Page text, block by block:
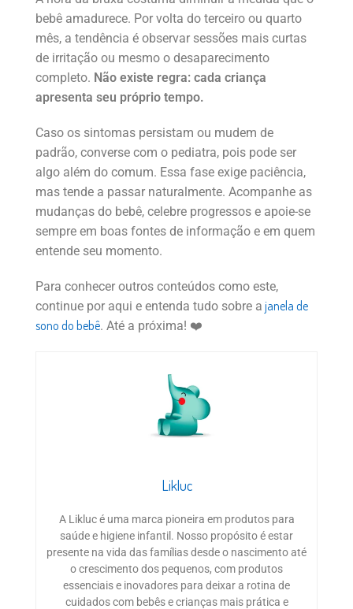
bebê amadurece. Por volta do terceiro ou quarto
mês, a tendência é observar sessões mais curtas
de irritação ou mesmo o desaparecimento
completo. Não existe regra: cada criança
apresenta seu próprio tempo.
Caso os sintomas persistam ou mudem de
padrão, converse com o pediatra, pois pode ser
algo além do comum. Essa fase exige paciência,
mas tende a passar naturalmente. Acompanhe as
mudanças do bebê, celebre progressos e apoie-se
sempre em boas fontes de informação e em quem
entende seu momento.
Para conhecer outros conteúdos como este,
continue por aqui e entenda tudo sobre a janela de
sono do bebê. Até a próxima! ❤️
Likluc
A Likluc é uma marca pioneira em produtos para
saúde e higiene infantil. Nosso propósito é estar
presente na vida das famílias desde o nascimento até
o crescimento dos pequenos, com produtos
essenciais e inovadores para deixar a rotina de
cuidados com bebês e crianças mais prática e